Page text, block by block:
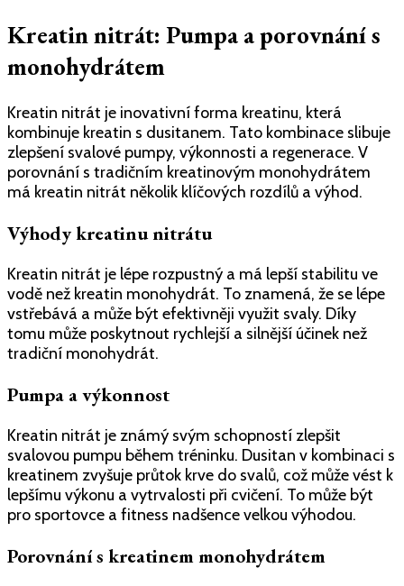
Kreatin nitrát: Pumpa a porovnání s
monohydrátem
Kreatin nitrát je inovativní forma kreatinu, která
kombinuje kreatin s dusitanem. Tato kombinace slibuje
zlepšení svalové pumpy, výkonnosti a regenerace. V
porovnání s tradičním kreatinovým monohydrátem
má kreatin nitrát několik klíčových rozdílů a výhod.
Výhody kreatinu nitrátu
Kreatin nitrát je lépe rozpustný a má lepší stabilitu ve
vodě než kreatin monohydrát. To znamená, že se lépe
vstřebává a může být efektivněji využit svaly. Díky
tomu může poskytnout rychlejší a silnější účinek než
tradiční monohydrát.
Pumpa a výkonnost
Kreatin nitrát je známý svým schopností zlepšit
svalovou pumpu během tréninku. Dusitan v kombinaci s
kreatinem zvyšuje průtok krve do svalů, což může vést k
lepšímu výkonu a vytrvalosti při cvičení. To může být
pro sportovce a fitness nadšence velkou výhodou.
Porovnání s kreatinem monohydrátem